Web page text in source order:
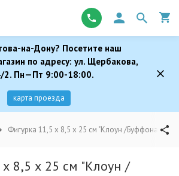
на-Дону? Посетите наш
по адресу: ул. Щербакова,
2. Пн—Пт 9:00-18:00.
карта проезда
Фигурка 11,5 х 8,5 х 25 см "Клоун /Буффонада" /
8,5 х 25 см "Клоун /